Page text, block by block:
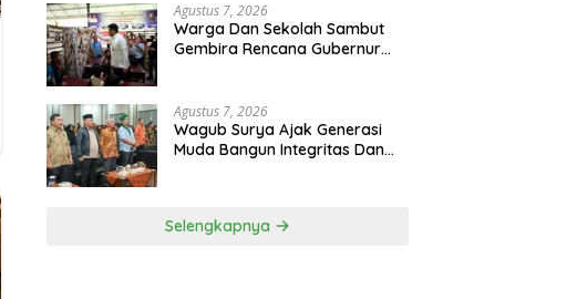
Agustus 7, 2026
Warga Dan Sekolah Sambut
Gembira Rencana Gubernur
Agustus 7, 2026
Wagub Surya Ajak Generasi
Muda Bangun Integritas Dan
Selengkapnya